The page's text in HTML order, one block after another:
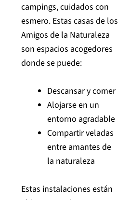
campings, cuidados con
esmero. Estas casas de los
Amigos de la Naturaleza
son espacios acogedores
donde se puede:
Descansar y comer
Alojarse en un
entorno agradable
Compartir veladas
entre amantes de
la naturaleza
Estas instalaciones están